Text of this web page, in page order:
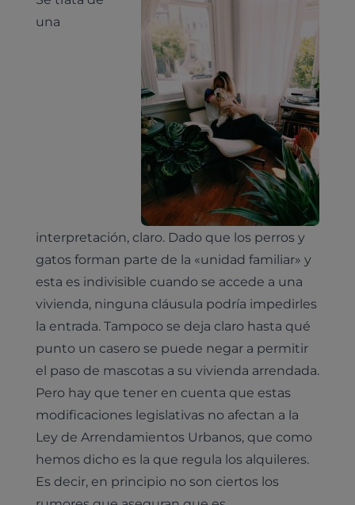
Pruebas diagnósticas
Diagnóstico veterinario por imagen
Laboratorio veterinario propio
Ecografía
Pruebas cropológicas
Identificación con microchip y pasaporte
Desparasitación
Esterilización
Vacunación
Medicina general
Dermatología
Odontología
Traumatología
Planes de salud para perros
Planes de salud para gatos
Todos los planes de salud
¿Quiénes somos?
Trabaja en Clinicanimal
una
interpretación, claro. Dado que los perros y
gatos forman parte de la «unidad familiar» y
esta es indivisible cuando se accede a una
vivienda, ninguna cláusula podría impedirles
la entrada. Tampoco se deja claro hasta qué
punto un casero se puede negar a permitir
el paso de mascotas a su vivienda arrendada.
Pero hay que tener en cuenta que estas
modificaciones legislativas no afectan a la
Ley de Arrendamientos Urbanos, que como
hemos dicho es la que regula los alquileres.
Es decir, en principio no son ciertos los